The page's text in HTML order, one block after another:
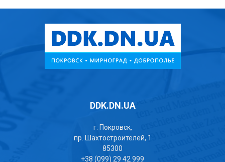
DDK.DN.UA
г. Покровск,
пр. Шахтостроителей, 1
85300
+38 (099) 29 42 999